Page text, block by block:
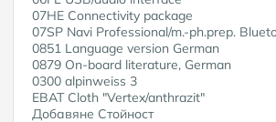
07HE Connectivity package
07SP Navi Professional/m.-ph.prep.
0851 Language version German
0879 On-board literature, German
0300 alpinweiss 3
EBAT Cloth "Vertex/anthrazit"
Добавяне Стойност